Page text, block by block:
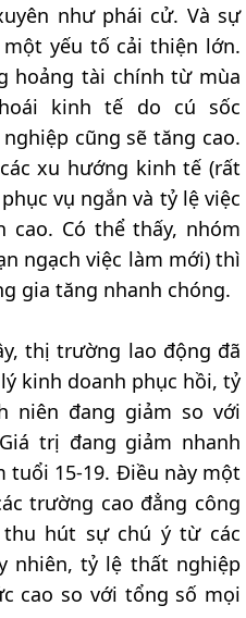
như phái cử. Và sự
yếu tố cải thiện lớn.
hoảng tài chính từ mùa
kinh tế do cú sốc
cũng sẽ tăng cao.
xu hướng kinh tế (rất
vụ ngắn và tỷ lệ việc
cao. Có thể thấy, nhóm
ngạch việc làm mới) thì
gia tăng nhanh chóng.
thị trường lao động đã
kinh doanh phục hồi, tỷ
niên đang giảm so với
trị đang giảm nhanh
tuổi 15-19. Điều này một
trường cao đẳng công
thu hút sự chú ý từ các
nhiên, tỷ lệ thất nghiệp
cao so với tổng số mọi